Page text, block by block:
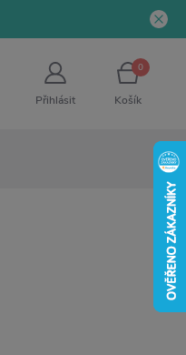
Přihlásit
0
Košík